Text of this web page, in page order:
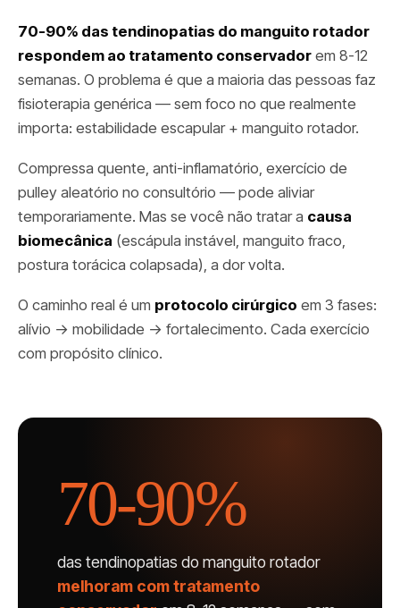
70-90% das tendinopatias do manguito rotador
respondem ao tratamento conservador em 8-12
semanas. O problema é que a maioria das pessoas faz
fisioterapia genérica — sem foco no que realmente
importa: estabilidade escapular + manguito rotador.
Compressa quente, anti-inflamatório, exercício de
pulley aleatório no consultório — pode aliviar
temporariamente. Mas se você não tratar a causa
biomecânica (escápula instável, manguito fraco,
postura torácica colapsada), a dor volta.
O caminho real é um protocolo cirúrgico em 3 fases:
alívio → mobilidade → fortalecimento. Cada exercício
com propósito clínico.
70-90%
das tendinopatias do manguito rotador
melhoram com tratamento